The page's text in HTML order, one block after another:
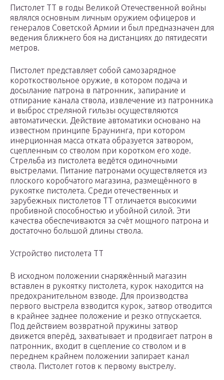
Пистолет ТТ в годы Великой Отечественной войны
являлся основным личным оружием офицеров и
генералов Советской Армии и был предназначен для
ведения ближнего боя на дистанциях до пятидесяти
метров.
Пистолет представляет собой самозарядное
короткоствольное оружие, в котором подача и
досылание патрона в патронник, запирание и
отпирание канала ствола, извлечение из патронника
и выброс стреляной гильзы осуществляются
автоматически. Действие автоматики основано на
известном принципе Браунинга, при котором
инерционная масса отката образуется затвором,
сцепленным со стволом при коротком его ходе.
Стрельба из пистолета ведётся одиночными
выстрелами. Питание патронами осуществляется из
плоского коробчатого магазина, размещённого в
рукоятке пистолета. Среди отечественных и
зарубежных пистолетов ТТ отличается высокими
пробивной способностью и убойной силой. Эти
качества обеспечиваются за счёт мощного патрона и
достаточно большой длины ствола.
Устройство пистолета ТТ
В исходном положении снаряжённый магазин
вставлен в рукоятку пистолета, курок находится на
предохранительном взводе. Для производства
первого выстрела взводится курок, затвор отводится
в крайнее заднее положение и резко отпускается.
Под действием возвратной пружины затвор
движется вперёд, захватывает и продвигает патрон в
патронник, входит в сцепление со стволом и в
переднем крайнем положении запирает канал
ствола. Пистолет готов к первому выстрелу.